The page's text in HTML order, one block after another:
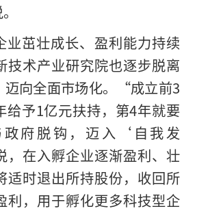
业茁壮成长、盈利能力持续
技术产业研究院也逐步脱离
向全面市场化。“成立前3
给予1亿元扶持，第4年就要
政府脱钩，迈入‘自我发
在入孵企业逐渐盈利、壮
适时退出所持股份，收回所
利，用于孵化更多科技型企